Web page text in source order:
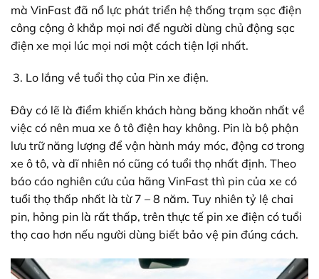
mà VinFast đã nổ lực phát triển hệ thống trạm sạc điện
công cộng ở khắp mọi nơi để người dùng chủ động sạc
điện xe mọi lúc mọi nơi một cách tiện lợi nhất.
Lo lắng về tuổi thọ của Pin xe điện.
Đây có lẽ là điểm khiến khách hàng băng khoăn nhất về
việc có nên mua xe ô tô điện hay không. Pin là bộ phận
lưu trữ năng lượng để vận hành máy móc, động cơ trong
xe ô tô, và dĩ nhiên nó cũng có tuổi thọ nhất định. Theo
báo cáo nghiên cứu của hãng VinFast thì pin của xe có
tuổi thọ thấp nhất là từ 7 – 8 năm. Tuy nhiên tỷ lệ chai
pin, hỏng pin là rất thấp, trên thực tế pin xe điện có tuổi
thọ cao hơn nếu người dùng biết bảo vệ pin đúng cách.